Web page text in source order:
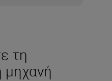
τη